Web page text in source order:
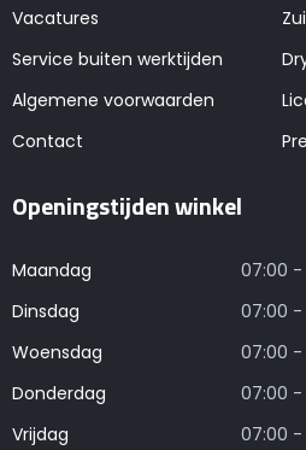
Vacatures
Service buiten werktijden
Algemene voorwaarden
Contact
Openingstijden winkel
Maandag
07:00 -
Dinsdag
07:00 -
Woensdag
07:00 -
Donderdag
07:00 -
Vrijdag
07:00 -